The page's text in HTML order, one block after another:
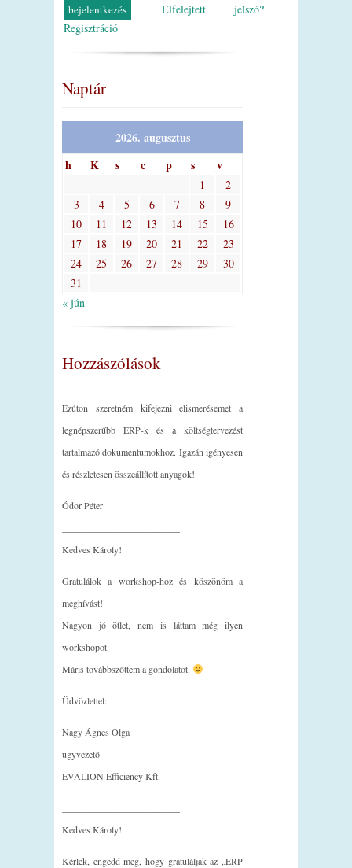
Elfelejtett jelszó?
Regisztráció
Naptár
2026. augusztus
h
K s c p s v
1
2
3
4 5 6 7 8
9
10
11 12 13 14 15
16
17
18 19 20 21 22
23
24
25 26 27 28 29
30
31
« jún
Hozzászólások
Ezúton szeretném kifejezni elismerésemet a
legnépszerűbb ERP-k és a költségtervezést
tartalmazó dokumentumokhoz. Igazán igényesen
és részletesen összeállított anyagok!
Ódor Péter
Kedves Károly!
Gratulálok a workshop-hoz és köszönöm a
meghívást!
Nagyon jó ötlet, nem is láttam még ilyen
workshopot.
Máris továbbszőttem a gondolatot.
Üdvözlettel:
Nagy Ágnes Olga
ügyvezető
EVALION Efficiency Kft.
Kedves Károly!
Kérlek, engedd meg, hogy gratuláljak az „ERP